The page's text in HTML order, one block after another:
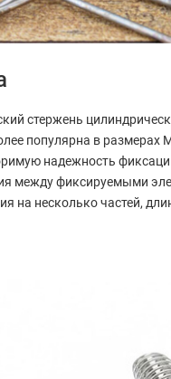
стержень
популярна в
надежность
между фиксируемыми
на несколько частей,